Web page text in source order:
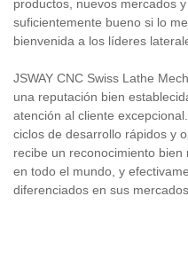
productos, nuevos mercados
suficientemente bueno si lo
bienvenida a los líderes
JSWAY CNC Swiss Lathe
una reputación bien
atención al cliente
ciclos de desarrollo rápidos y
recibe un reconocimiento
en todo el mundo, y
diferenciados en sus